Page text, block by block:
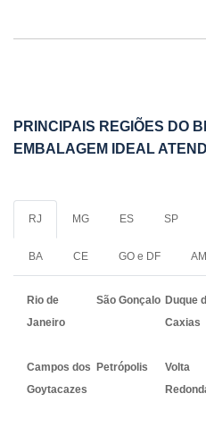
PRINCIPAIS REGIÕES DO
EMBALAGEM IDEAL
RJ MG ES SP
BA CE GO e DF AM
Rio de
Janeiro
São Gonçalo Duque
Caxias
Campos dos
Goytacazes
Petrópolis
Volta